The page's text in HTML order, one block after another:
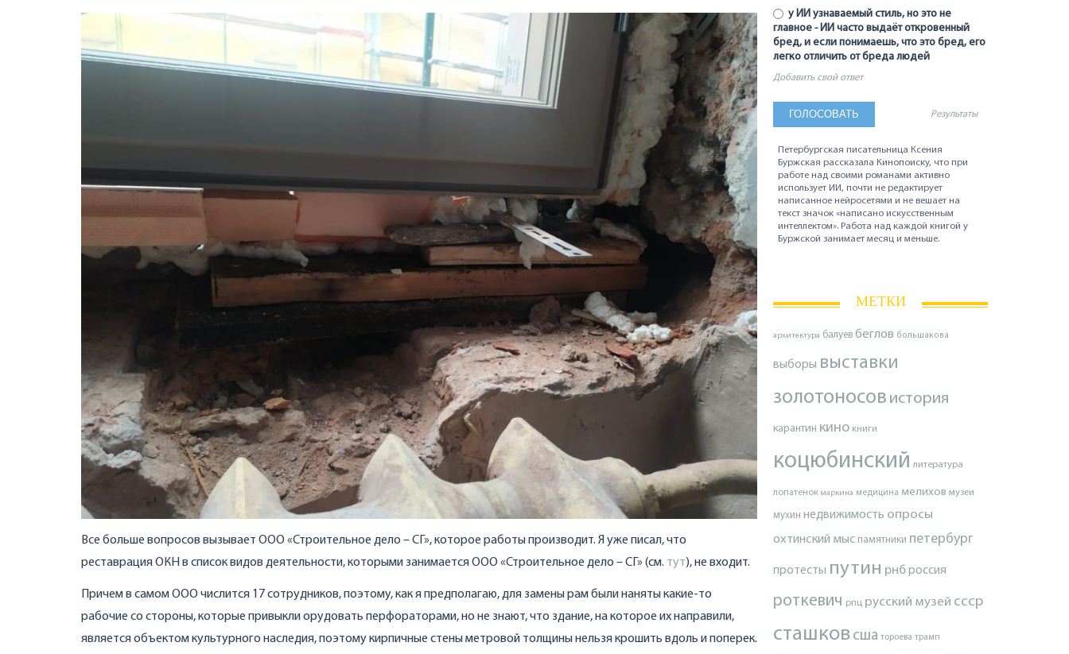
Все больше вопросов вызывает ООО «Строительное дело – СГ», которое работы производит. Я уже писал, что
реставрация ОКН в список видов деятельности, которыми занимается ООО «Строительное дело – СГ» (см. тут), не входит.
Причем в самом ООО числится 17 сотрудников, поэтому, как я предполагаю, для замены рам были наняты какие-то
рабочие со стороны, которые привыкли орудовать перфораторами, но не знают, что здание, на которое их направили,
является объектом культурного наследия, поэтому кирпичные стены метровой толщины нельзя крошить вдоль и поперек.
у ИИ узнаваемый стиль, но это не
главное - ИИ часто выдаёт откровенный
бред, и если понимаешь, что это бред, его
легко отличить от бреда людей
Добавить свой ответ
Результаты
Петербургская писательница Ксения
Буржская рассказала Кинопоиску, что при
работе над своими романами активно
использует ИИ, почти не редактирует
написанное нейросетями и не вешает на
текст значок «написано искусственным
интеллектом». Работа над каждой книгой у
Буржской занимает месяц и меньше.
МЕТКИ
архитектура балуев беглов большакова
выборы выставки
золотоносов история
карантин кино книги
коцюбинский литература
лопатенок маркина медицина мелихов музеи
мухин недвижимость опросы
охтинский мыс памятники петербург
протесты путин рнброссия
роткевич рпц русский музей ссср
сташков сша тороева трамп